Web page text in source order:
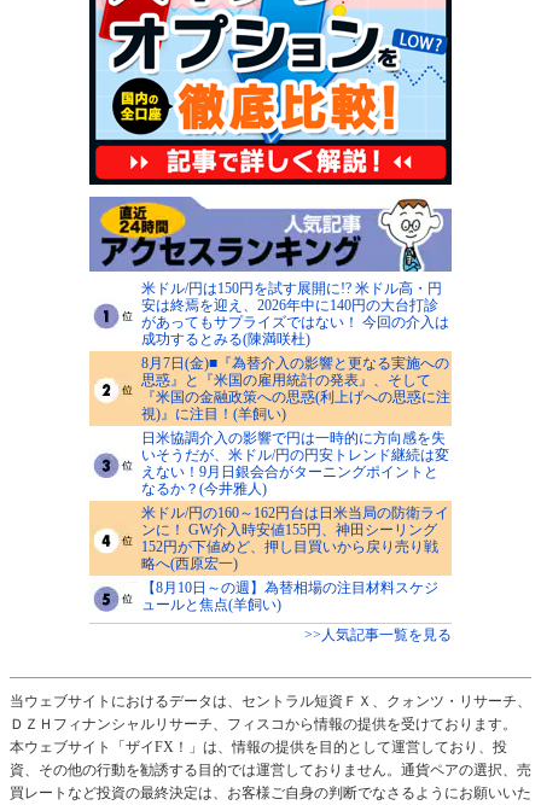
米ドル/円は150円を試す展開に!? 米ドル高・円
安は終焉を迎え、2026年中に140円の大台打診
があってもサプライズではない！ 今回の介入は
成功するとみる(陳満咲杜)
8月7日(金)■『為替介入の影響と更なる実施への
思惑』と『米国の雇用統計の発表』、そして
『米国の金融政策への思惑(利上げへの思惑に注
視)』に注目！(羊飼い)
日米協調介入の影響で円は一時的に方向感を失
いそうだが、米ドル/円の円安トレンド継続は変
えない！9月日銀会合がターニングポイントと
なるか？(今井雅人)
米ドル/円の160～162円台は日米当局の防衛ライ
ンに！ GW介入時安値155円、神田シーリング
152円が下値めど、押し目買いから戻り売り戦
略へ(西原宏一)
【8月10日～の週】為替相場の注目材料スケジ
ュールと焦点(羊飼い)
>>人気記事一覧を見る
当ウェブサイトにおけるデータは、セントラル短資ＦＸ、クォンツ・リサーチ、
ＤＺＨフィナンシャルリサーチ、フィスコから情報の提供を受けております。
本ウェブサイト「ザイFX！」は、情報の提供を目的として運営しており、投
資、その他の行動を勧誘する目的では運営しておりません。通貨ペアの選択、売
買レートなど投資の最終決定は、お客様ご自身の判断でなさるようにお願いいた